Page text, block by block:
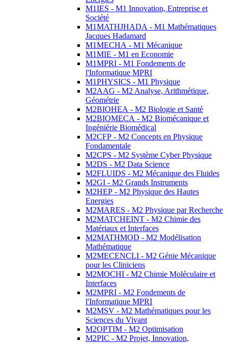
M1IES - M1 Innovation, Entreprise et
Société
M1MATHJHADA - M1 Mathématiques
Jacques Hadamard
M1MECHA - M1 Mécanique
M1MIE - M1 en Economie
M1MPRI - M1 Fondements de
l'Informatique MPRI
M1PHYSICS - M1 Physique
M2AAG - M2 Analyse, Arithmétique,
Géométrie
M2BIOHEA - M2 Biologie et Santé
M2BIOMECA - M2 Biomécanique et
Ingéniérie Biomédical
M2CFP - M2 Concepts en Physique
Fondamentale
M2CPS - M2 Système Cyber Physique
M2DS - M2 Data Science
M2FLUIDS - M2 Mécanique des Fluides
M2GI - M2 Grands Instruments
M2HEP - M2 Physique des Hautes
Energies
M2MARES - M2 Physique par Recherche
M2MATCHEINT - M2 Chimie des
Matériaux et Interfaces
M2MATHMOD - M2 Modélisation
Mathématique
M2MECENCLI - M2 Génie Mécanique
pour les Cliniciens
M2MOCHI - M2 Chimie Moléculaire et
Interfaces
M2MPRI - M2 Fondements de
l'Informatique MPRI
M2MSV - M2 Mathématiques pour les
Sciences du Vivant
M2OPTIM - M2 Optimisation
M2PIC - M2 Projet, Innovation,